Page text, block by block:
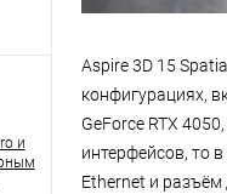
и
Aspire 3D 15
конфигурациях,
GeForce RTX
интерфейсов, то
Ethernet и разъём